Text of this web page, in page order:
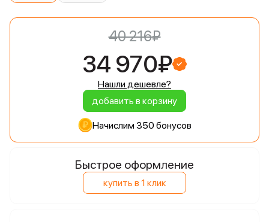
40 216₽
34 970₽
Нашли дешевле?
добавить в корзину
Начислим 350 бонусов
Быстрое оформление
купить в 1 клик